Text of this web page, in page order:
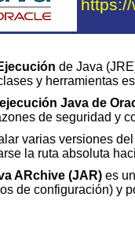
de Java
y herramientas
Java de
de seguridad y
varias versiones
la ruta absoluta
ARchive (JAR) es
de configuración) y